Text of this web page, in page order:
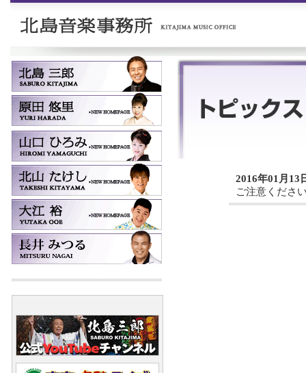
2016年01月13
ご注意くださ